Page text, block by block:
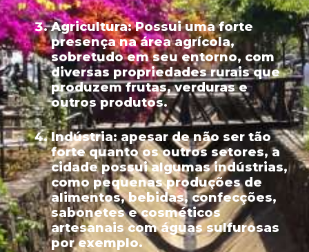
Agricultura:Possui uma forte
presença na área agrícola,
sobretudo em seu entorno, com
diversas propriedades rurais que
produzem frutas, verduras e
outros produtos.
Indústria:apesar de não ser tão
forte quanto os outros setores, a
cidade possui algumas indústrias,
como pequenas produções de
alimentos, bebidas, confecções,
sabonetes e cosméticos
artesanais com águas sulfurosas
por exemplo.